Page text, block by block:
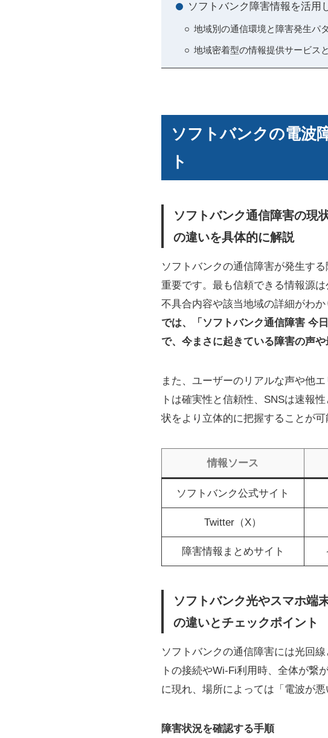
ソフトバンク障害情報を活用
地域別の通信環境と障害発生パ
地域密着型の情報提供サービス
ソフトバンクの電波
ト
ソフトバンク通信障害の現
の違いを具体的に解説
ソフトバンクの通信障害が発生す
重要です。最も信頼できる情報源
不具合内容や該当地域の詳細がわ
では、「ソフトバンク通信障害 今
で、今まさに起きている障害の声
また、ユーザーのリアルな声や他
トは確実性と信頼性、SNSは速報
状をより立体的に把握することが可
情報ソース
ソフトバンク公式サイト
Twitter（X）
障害情報まとめサイト
ソフトバンク光やスマホ端
の違いとチェックポイント
ソフトバンクの通信障害には光回
トの接続やWi-Fi利用時、全体が繋
に現れ、場所によっては「電波が
障害状況を確認する手順